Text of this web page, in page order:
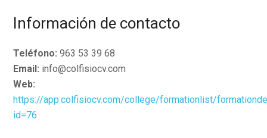
Información de contacto
Teléfono: 963 53 39 68
Email: info@colfisiocv.com
Web:
https://app.colfisiocv.com/college/formationlist/
id=76